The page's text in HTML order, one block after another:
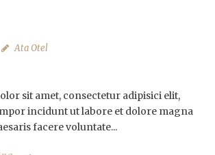
Ata Otel
sit amet, consectetur adipisici elit,
incidunt ut labore et dolore magna
facere voluntate...